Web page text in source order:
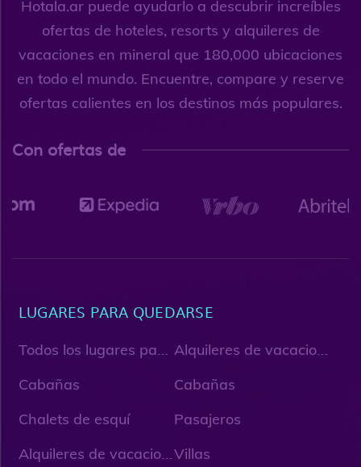
Hotala.ar puede ayudarlo a descubrir increíbles
ofertas de hoteles, resorts y alquileres de
vacaciones en mineral que 180,000 ubicaciones
en todo el mundo. Encuentre, compare y reserve
ofertas calientes en los destinos más populares.
Con ofertas de
LUGARES PARA QUEDARSE
T
odos los lugares para quedarse A
lquileres de vacaciones
Cabañas
Cabañas
Chalets de esquí
Pasajeros
A
lquileres de vacaciones únicosVillas